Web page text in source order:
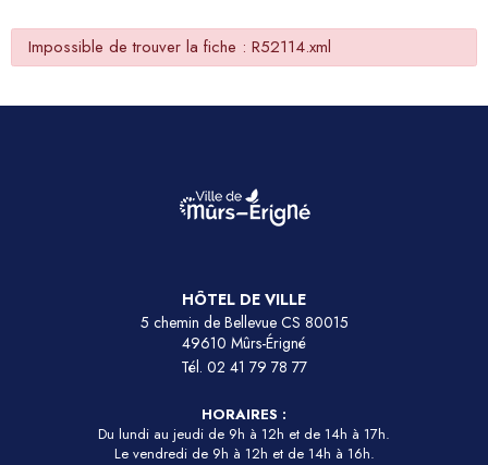
Impossible de trouver la fiche : R52114.xml
HÔTEL DE VILLE
5 chemin de Bellevue CS 80015
49610 Mûrs-Érigné
Tél. 02 41 79 78 77
HORAIRES :
Du lundi au jeudi de 9h à 12h et de 14h à 17h.
Le vendredi de 9h à 12h et de 14h à 16h.